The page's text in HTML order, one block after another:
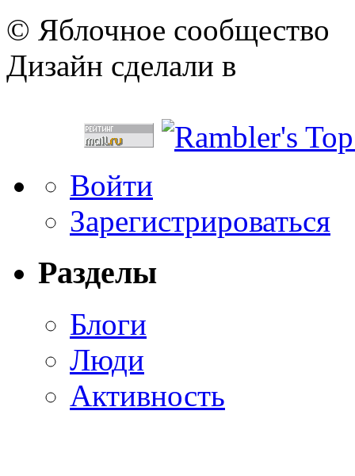
© Яблочное сообщество
Дизайн сделали в
Войти
Зарегистрироваться
Разделы
Блоги
Люди
Активность